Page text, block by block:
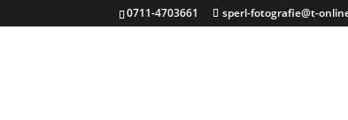
0711-4703661 sperl-fotografie@t-